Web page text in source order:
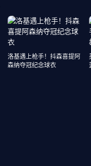
洛基遇上枪手！抖森喜提阿
森纳夺冠纪念球衣